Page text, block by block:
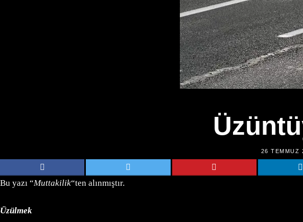
26 TEMMUZ
Bu yazı “Muttakilik“ten alınmıştır.
Üzülmek